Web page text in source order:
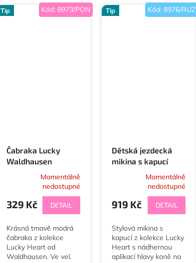
Tip
Čabraka Lucky
Waldhausen
Momentálně
nedostupné
329 Kč DETAIL
Krásná tmavě modrá
čabraka z kolekce
Lucky Heart od
Waldhausen. Ve vel.
Kód: 8973/PON Tip
Dětská jezdecká
mikina s kapucí
Waldhausen
Momentálně
nedostupné
919 Kč DETAIL
Stylová mikina s
kapucí z kolekce Lucky
Heart s nádhernou
aplikací hlavy koně na
Kód: 8976/RUZ